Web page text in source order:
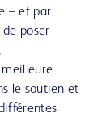
– et par
de poser
meilleure
le soutien et